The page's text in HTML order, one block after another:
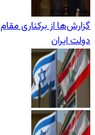
گزارش‌ها از برکناری
دولت ایران